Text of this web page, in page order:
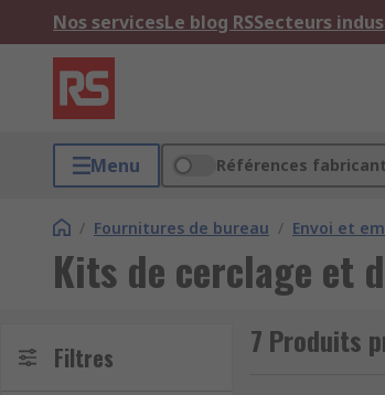
Nos servicesLe blog RSSecteurs
Menu Références fabricant
/ Fournitures de bureau / Envoi et
Kits de cerclage et
Filtres 7 Produits